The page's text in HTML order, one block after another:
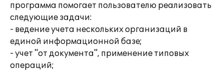
программа помогает пользователю реализовать
следующие задачи:
- ведение учета нескольких организаций в
единой информационной базе;
- учет "от документа", применение типовых
операций;